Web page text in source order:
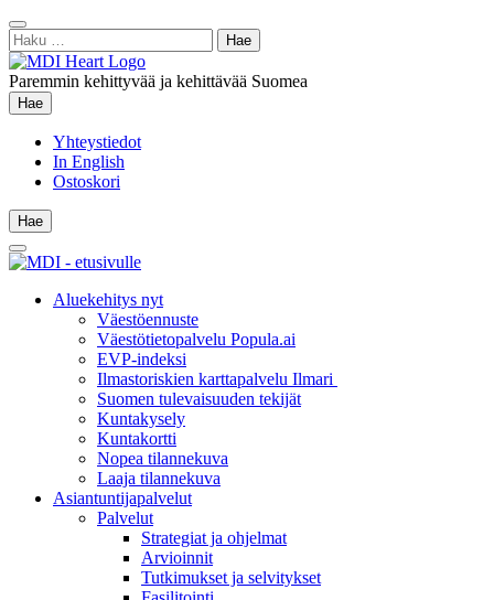
Siirry
sisältöön
Sulje
hae
Haku:
Paremmin kehittyvää ja kehittävää Suomea
Hae
Hae
Yhteystiedot
In English
Ostoskori
Hae
Hae
Main
Menu
Aluekehitys nyt
Väestöennuste
Väestötietopalvelu Popula.ai
EVP-indeksi
Ilmastoriskien karttapalvelu Ilmari
Suomen tulevaisuuden tekijät
Kuntakysely
Kuntakortti
Nopea tilannekuva
Laaja tilannekuva
Asiantuntijapalvelut
Palvelut
Strategiat ja ohjelmat
Arvioinnit
Tutkimukset ja selvitykset